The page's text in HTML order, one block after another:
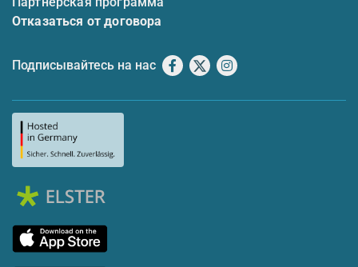
Отказаться от договора
Подписывайтесь на нас Facebook
X Instagram